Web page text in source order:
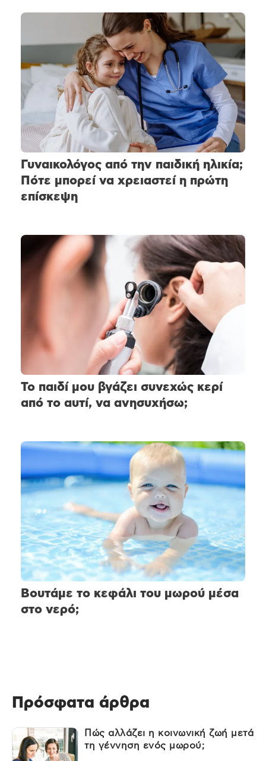
Γυναικολόγος από την παιδική ηλικία;
Πότε μπορεί να χρειαστεί η πρώτη
επίσκεψη
Το παιδί μου βγάζει συνεχώς κερί
από το αυτί, να ανησυχήσω;
Βουτάμε το κεφάλι του μωρού μέσα
στο νερό;
Πρόσφατα άρθρα
Πώς αλλάζει η κοινωνική ζωή μετά
τη γέννηση ενός μωρού;